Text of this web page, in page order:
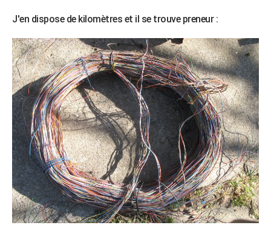
J'en dispose de kilomètres et il se trouve preneur :